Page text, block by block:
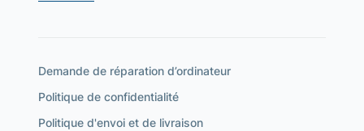
Demande de réparation d’ordinateur
Politique de confidentialité
Politique d'envoi et de livraison